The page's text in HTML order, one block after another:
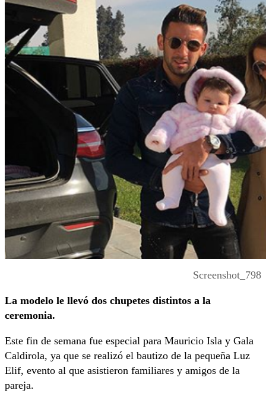
Screenshot_798
La modelo le llevó dos chupetes distintos a la
ceremonia.
Este fin de semana fue especial para Mauricio Isla y Gala
Caldirola, ya que se realizó el bautizo de la pequeña Luz
Elif, evento al que asistieron familiares y amigos de la
pareja.